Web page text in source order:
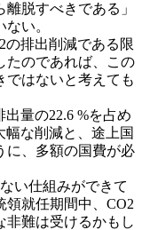
脱すべきである」
い。
の排出削減である限
たのであれば、この
ではないと考えても
量の22.6 %を占め
幅な削減と、途上国
に、多額の国費が必
い仕組みができて
領就任期間中、CO2
非難は受けるかもし